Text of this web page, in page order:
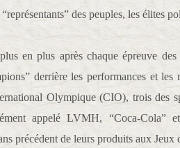
des peuples, les élites
en plus après chaque épreuve
derrière les performances et les
Olympique (CIO), trois des
appelé LVMH, “Coca-Cola”
précédent de leurs produits aux Jeux